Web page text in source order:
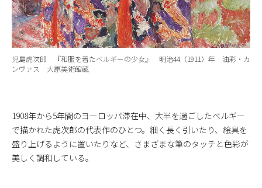
児島虎次郎 『和服を着たベルギーの少女』 明治44（1911）年 油彩・カ
ンヴァス 大原美術館蔵
1908年から5年間のヨーロッパ滞在中、大半を過ごしたベルギー
で描かれた虎次郎の代表作のひとつ。細く長く引いたり、絵具を
盛り上げるように置いたりなど、さまざまな筆のタッチと色彩が
美しく調和している。